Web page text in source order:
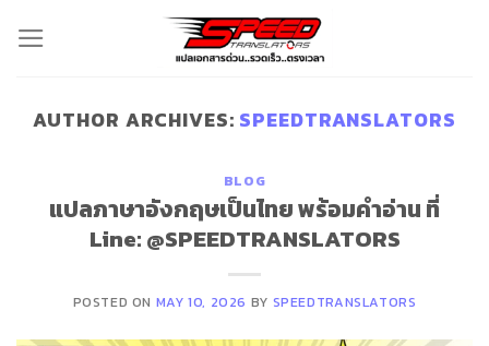
AUTHOR ARCHIVES: SPEEDTRANSLATORS
BLOG
แปลภาษาอังกฤษเป็นไทย พร้อมคําอ่าน ที่
Line: @SPEEDTRANSLATORS
POSTED ON MAY 10, 2026 BY SPEEDTRANSLATORS